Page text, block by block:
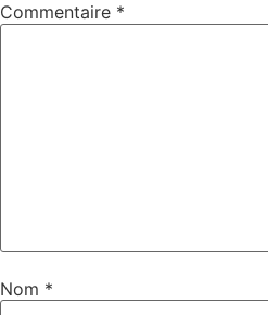
Commentaire *
Nom *